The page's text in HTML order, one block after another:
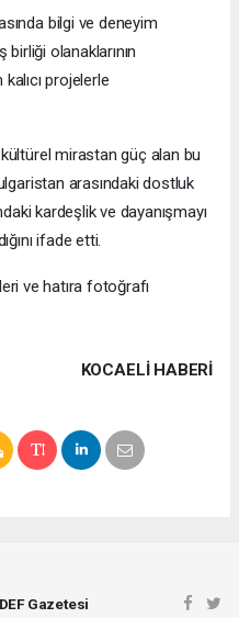
bilgi ve deneyim
birliği olanaklarının
projelerle
mirastan güç alan bu
arasındaki dostluk
kardeşlik ve dayanışmayı
ifade etti.
ve hatıra fotoğrafı
KOCAELI HABERİ
Gazetesi